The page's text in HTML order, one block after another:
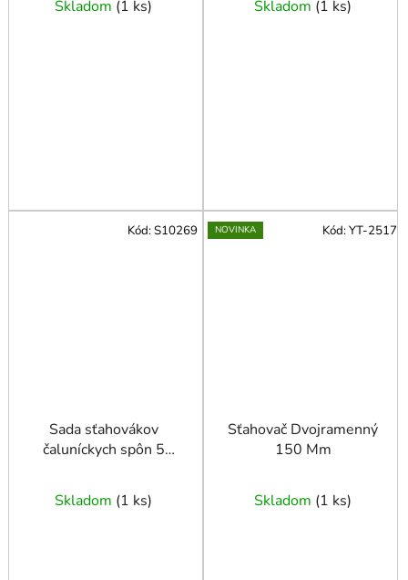
Skladom (1 ks) Skladom (1 ks)
Sada sťahovákov
čaluníckych spôn 5
Skladom (1 ks)
Kód:S10269 NOVINKA
Sťahovač Dvojramenný
150 Mm
Skladom (1 ks)
Kód:YT-2517